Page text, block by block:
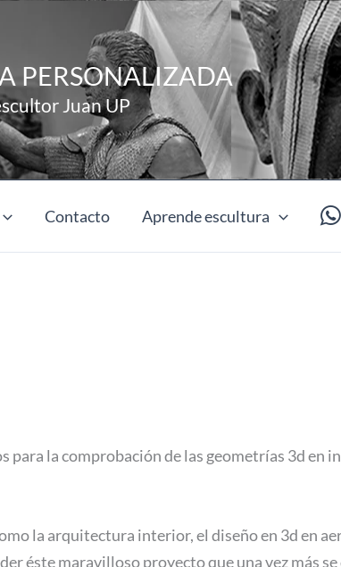
PERSONALIZADA
Juan UP
Contacto Aprende escultura
la comprobación de las geometrías 3d en
la arquitectura interior, el diseño en 3d en
éste maravilloso proyecto que una vez más